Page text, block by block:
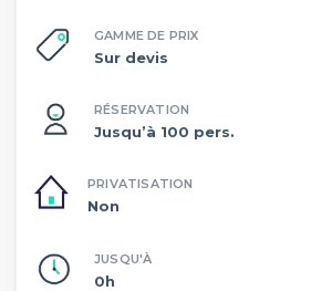
GAMME DE PRIX
Sur devis
RÉSERVATION
Jusqu’à 100 pers.
PRIVATISATION
Non
JUSQU'À
0h